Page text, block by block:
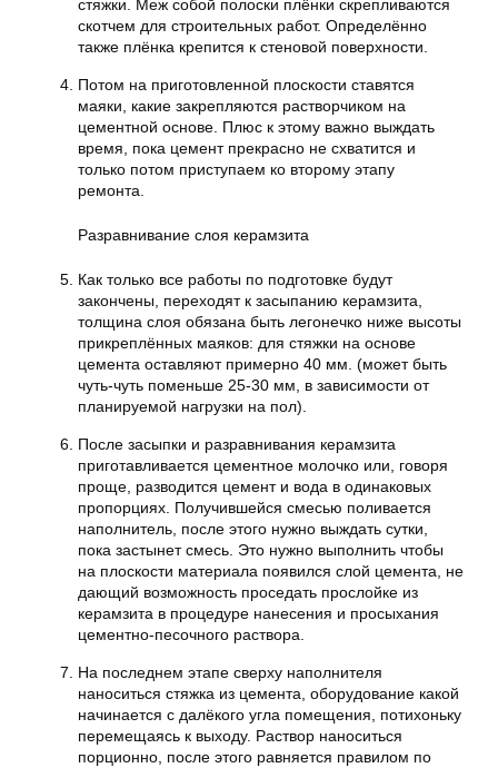
стяжки. Меж собой полоски плёнки скрепливаются
скотчем для строительных работ. Определённо
также плёнка крепится к стеновой поверхности.
Потом на приготовленной плоскости ставятся
маяки, какие закрепляются растворчиком на
цементной основе. Плюс к этому важно выждать
время, пока цемент прекрасно не схватится и
только потом приступаем ко второму этапу
ремонта.
Разравнивание слоя керамзита
Как только все работы по подготовке будут
закончены, переходят к засыпанию керамзита,
толщина слоя обязана быть легонечко ниже высоты
прикреплённых маяков: для стяжки на основе
цемента оставляют примерно 40 мм. (может быть
чуть-чуть поменьше 25-30 мм, в зависимости от
планируемой нагрузки на пол).
После засыпки и разравнивания керамзита
приготавливается цементное молочко или, говоря
проще, разводится цемент и вода в одинаковых
пропорциях. Получившейся смесью поливается
наполнитель, после этого нужно выждать сутки,
пока застынет смесь. Это нужно выполнить чтобы
на плоскости материала появился слой цемента, не
дающий возможность проседать прослойке из
керамзита в процедуре нанесения и просыхания
цементно-песочного раствора.
На последнем этапе сверху наполнителя
наноситься стяжка из цемента, оборудование какой
начинается с далёкого угла помещения, потихоньку
перемещаясь к выходу. Раствор наноситься
порционно, после этого равняется правилом по